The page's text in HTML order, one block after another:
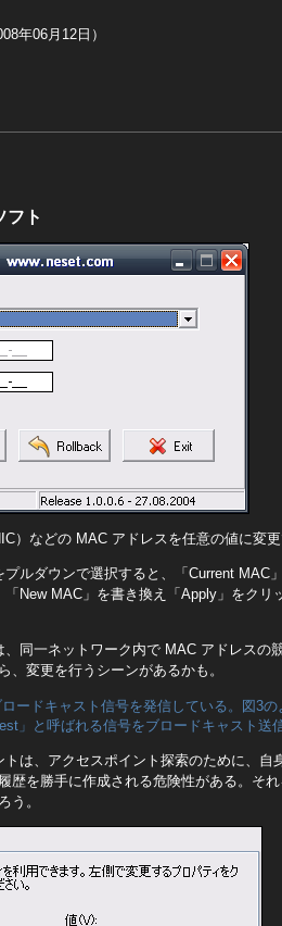
年06月12日）
ト
）などの MAC アドレスを任意の値に変更
ルダウンで選択すると、「Current MAC
New MAC」を書き換え「Apply」をク
同一ネットワーク内で MAC アドレスの
、変更を行うシーンがあるかも。
ードキャスト信号を発信している。図3
」と呼ばれる信号をブロードキャスト送
は、アクセスポイント探索のために、
歴を勝手に作成される危険性がある。そ
う。